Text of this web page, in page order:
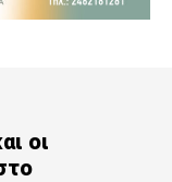
οι